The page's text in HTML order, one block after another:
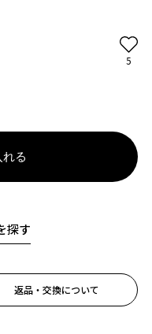
5
れる
探す
返品・交換について